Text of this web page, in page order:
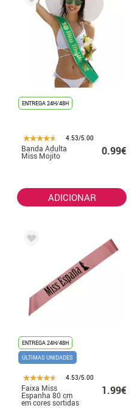
ENTREGA 24H/48H
4.53/5.00
Banda Adulta
Miss Mojito 0.99€
ADICIONAR
ENTREGA 24H/48H
ÚLTIMAS UNIDADES
4.53/5.00
Faixa Miss
Espanha 80 cm
em cores sortidas
1.99€